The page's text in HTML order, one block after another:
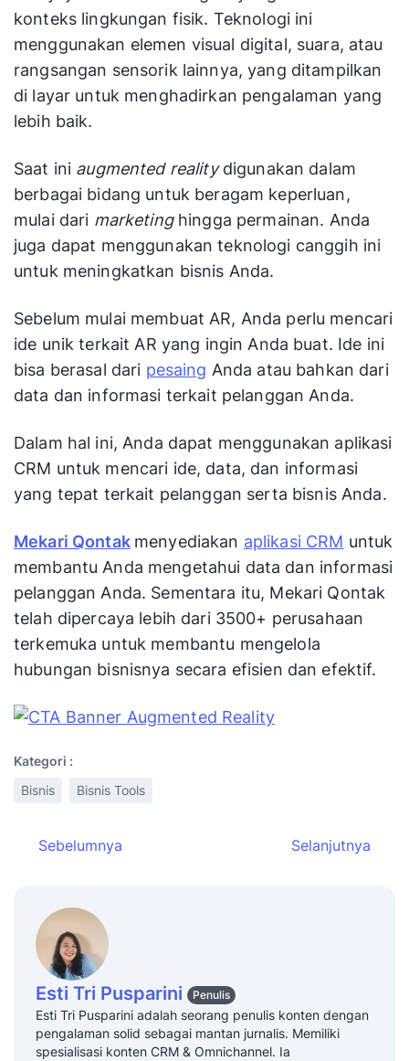
konteks lingkungan fisik. Teknologi ini
menggunakan elemen visual digital, suara, atau
rangsangan sensorik lainnya, yang ditampilkan
di layar untuk menghadirkan pengalaman yang
lebih baik.
Saat ini augmented realitydigunakan dalam
berbagai bidang untuk beragam keperluan,
mulai dari marketinghingga permainan. Anda
juga dapat menggunakan teknologi canggih ini
untuk meningkatkan bisnis Anda.
Sebelum mulai membuat AR, Anda perlu mencari
ide unik terkait AR yang ingin Anda buat. Ide ini
bisa berasal dari pesaing Anda atau bahkan dari
data dan informasi terkait pelanggan Anda.
Dalam hal ini, Anda dapat menggunakan aplikasi
CRM untuk mencari ide, data, dan informasi
yang tepat terkait pelanggan serta bisnis Anda.
Mekari Qontak menyediakan aplikasi CRM untuk
membantu Anda mengetahui data dan informasi
pelanggan Anda. Sementara itu, Mekari Qontak
telah dipercaya lebih dari 3500+ perusahaan
terkemuka untuk membantu mengelola
hubungan bisnisnya secara efisien dan efektif.
Kategori :
Bisnis
Bisnis Tools
Sebelumnya Selanjutnya
Esti Tri Pusparini Penulis
Esti Tri Pusparini adalah seorang penulis konten dengan
pengalaman solid sebagai mantan jurnalis. Memiliki
spesialisasi konten CRM & Omnichannel. Ia